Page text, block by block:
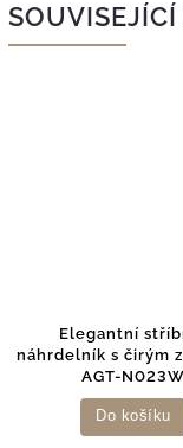
Elegantní
náhrdelník s čirým
AGT-N023W
Do košíku